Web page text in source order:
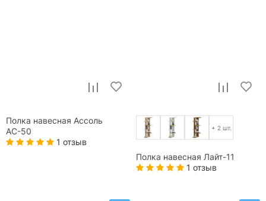
Полка навесная Ассоль
АС-50
1 отзыв
+ 2 шт.
Полка навесная Лайт-11
1 отзыв